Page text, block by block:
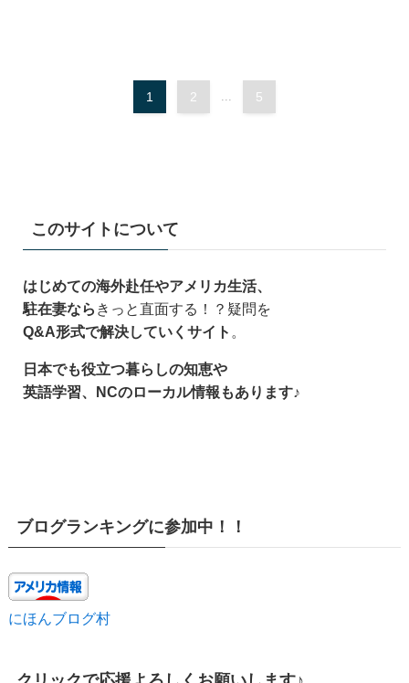
1 2 5
このサイトについて
はじめての海外赴任やアメリカ生活、
駐在妻なら きっと直面する！？疑問を
Q&A形式で解決していくサイト
日本でも役立つ暮らしの知恵や
英語学習、NCのローカル情報もあります♪
ブログランキングに参加中！！
にほんブログ村